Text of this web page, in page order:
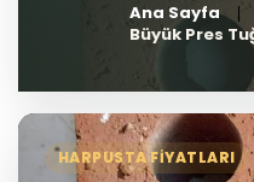
Ana Sayfa
Büyük Pres
HARPUSTA FIYATLARI